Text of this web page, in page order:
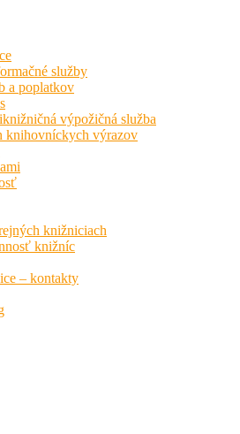
služby
a poplatkov
výpožičná služba
knihovníckych výrazov
knižniciach
knižníc
– kontakty